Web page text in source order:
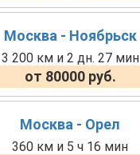
Москва - Ноябрьск
3 200 км и 2 дн. 27 мин
от 80000 руб.
Москва - Орел
360 км и 5 ч 16 мин